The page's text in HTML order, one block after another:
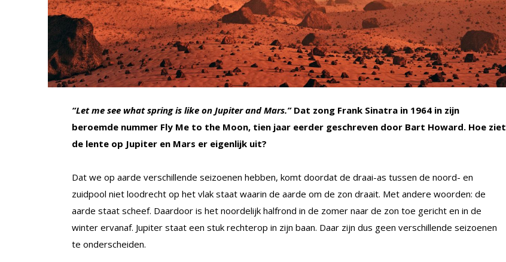
“Let me see what spring is like on Jupiter and Mars.”Dat zong Frank Sinatra in 1964 in zijn
beroemde nummer Fly Me to the Moon, tien jaar eerder geschreven door Bart Howard. Hoe ziet
de lente op Jupiter en Mars er eigenlijk uit?
Dat we op aarde verschillende seizoenen hebben, komt doordat de draai-as tussen de noord- en
zuidpool niet loodrecht op het vlak staat waarin de aarde om de zon draait. Met andere woorden: de
aarde staat scheef. Daardoor is het noordelijk halfrond in de zomer naar de zon toe gericht en in de
winter ervanaf. Jupiter staat een stuk rechterop in zijn baan. Daar zijn dus geen verschillende seizoenen
te onderscheiden.